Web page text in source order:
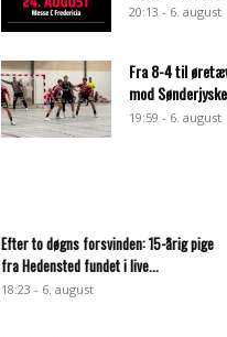
20:13 - 6. august
Fra 8-4 til
mod Sønderjyske
19:59 - 6. august
Efter to døgns forsvinden: 15-årig pige
fra Hedensted fundet i live...
18:23 - 6. august